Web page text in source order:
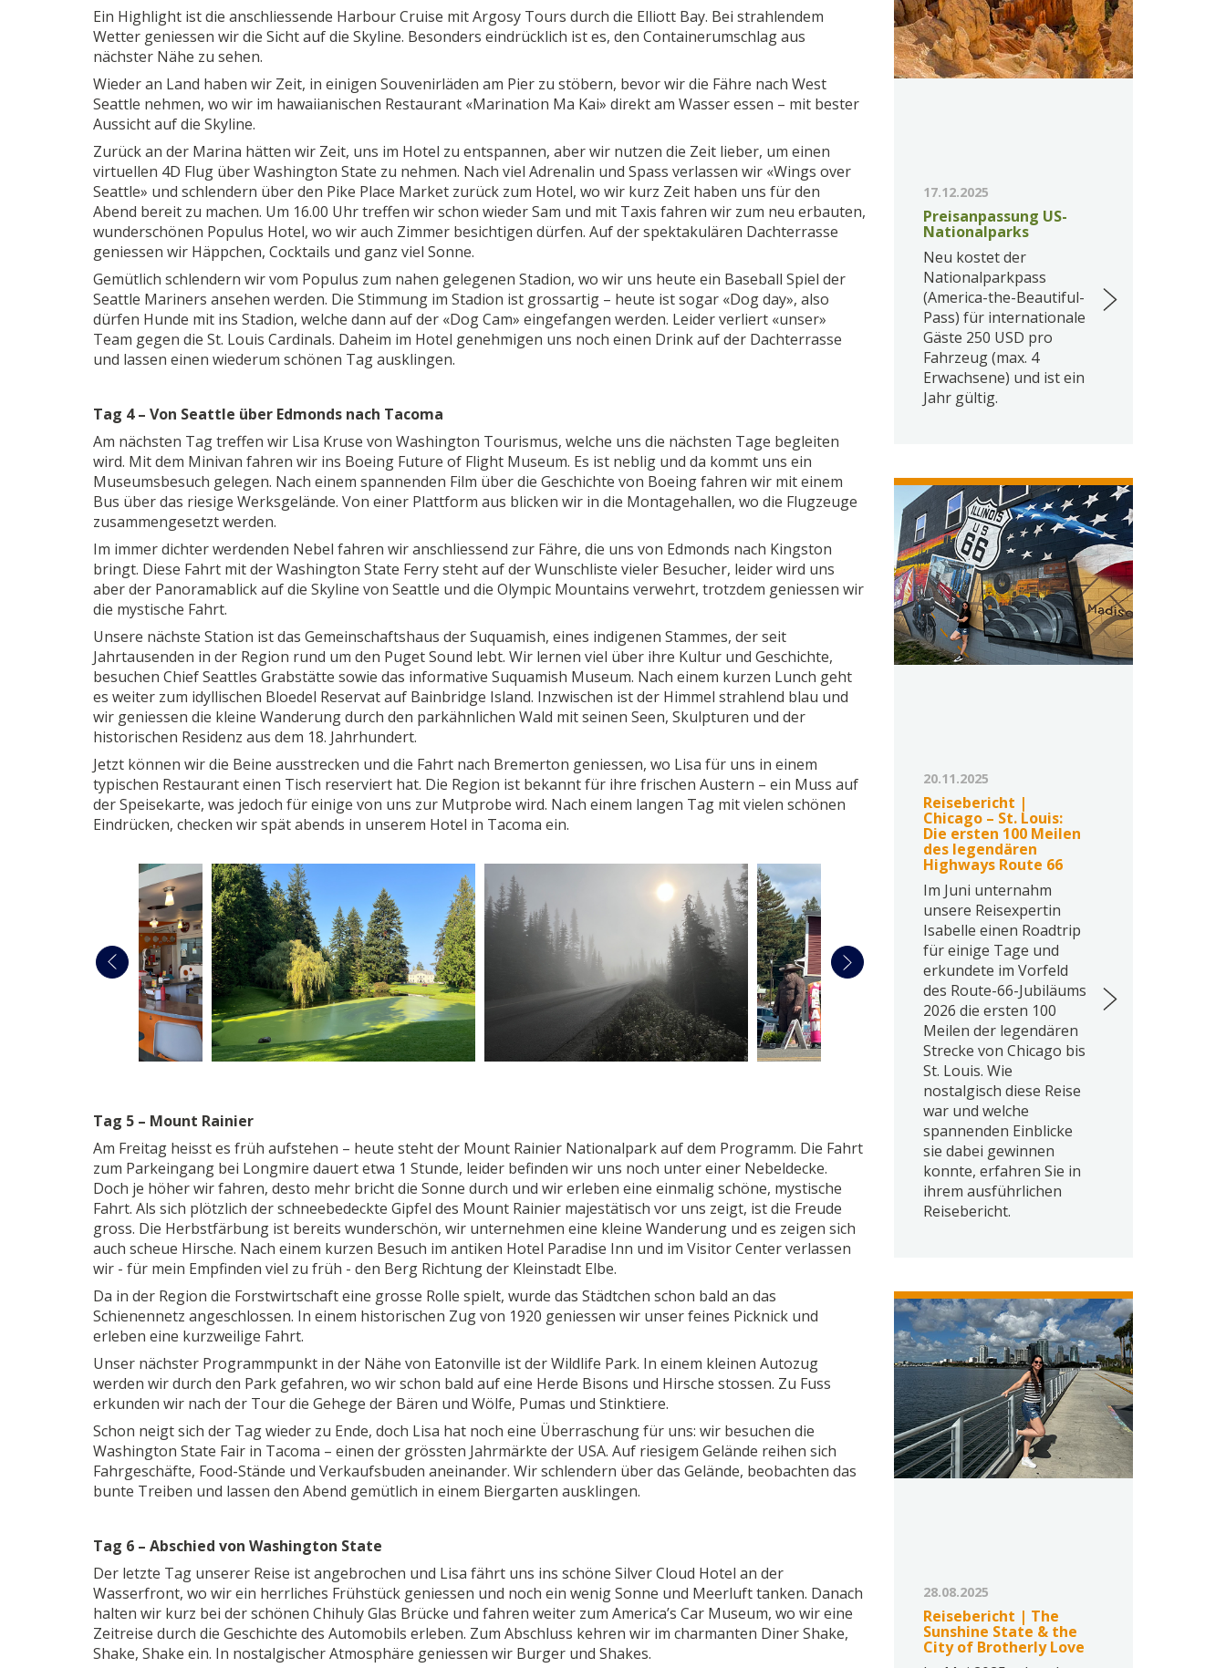
Ein Highlight ist die anschliessende Harbour Cruise mit Argosy Tours durch die Elliott Bay. Bei strahlendem
Wetter geniessen wir die Sicht auf die Skyline. Besonders eindrücklich ist es, den Containerumschlag aus
nächster Nähe zu sehen.
Wieder an Land haben wir Zeit, in einigen Souvenirläden am Pier zu stöbern, bevor wir die Fähre nach West
Seattle nehmen, wo wir im hawaiianischen Restaurant «Marination Ma Kai» direkt am Wasser essen – mit bester
Aussicht auf die Skyline.
Zurück an der Marina hätten wir Zeit, uns im Hotel zu entspannen, aber wir nutzen die Zeit lieber, um einen
virtuellen 4D Flug über Washington State zu nehmen. Nach viel Adrenalin und Spass verlassen wir «Wings over
Seattle» und schlendern über den Pike Place Market zurück zum Hotel, wo wir kurz Zeit haben uns für den
Abend bereit zu machen. Um 16.00 Uhr treffen wir schon wieder Sam und mit Taxis fahren wir zum neu erbauten,
wunderschönen Populus Hotel, wo wir auch Zimmer besichtigen dürfen. Auf der spektakulären Dachterrasse
geniessen wir Häppchen, Cocktails und ganz viel Sonne.
Gemütlich schlendern wir vom Populus zum nahen gelegenen Stadion, wo wir uns heute ein Baseball Spiel der
Seattle Mariners ansehen werden. Die Stimmung im Stadion ist grossartig – heute ist sogar «Dog day», also
dürfen Hunde mit ins Stadion, welche dann auf der «Dog Cam» eingefangen werden. Leider verliert «unser»
Team gegen die St. Louis Cardinals. Daheim im Hotel genehmigen uns noch einen Drink auf der Dachterrasse
und lassen einen wiederum schönen Tag ausklingen.
Tag 4 – Von Seattle über Edmonds nach Tacoma
Am nächsten Tag treffen wir Lisa Kruse von Washington Tourismus, welche uns die nächsten Tage begleiten
wird. Mit dem Minivan fahren wir ins Boeing Future of Flight Museum. Es ist neblig und da kommt uns ein
Museumsbesuch gelegen. Nach einem spannenden Film über die Geschichte von Boeing fahren wir mit einem
Bus über das riesige Werksgelände. Von einer Plattform aus blicken wir in die Montagehallen, wo die Flugzeuge
zusammengesetzt werden.
Im immer dichter werdenden Nebel fahren wir anschliessend zur Fähre, die uns von Edmonds nach Kingston
bringt. Diese Fahrt mit der Washington State Ferry steht auf der Wunschliste vieler Besucher, leider wird uns
aber der Panoramablick auf die Skyline von Seattle und die Olympic Mountains verwehrt, trotzdem geniessen wir
die mystische Fahrt.
Unsere nächste Station ist das Gemeinschaftshaus der Suquamish, eines indigenen Stammes, der seit
Jahrtausenden in der Region rund um den Puget Sound lebt. Wir lernen viel über ihre Kultur und Geschichte,
besuchen Chief Seattles Grabstätte sowie das informative Suquamish Museum. Nach einem kurzen Lunch geht
es weiter zum idyllischen Bloedel Reservat auf Bainbridge Island. Inzwischen ist der Himmel strahlend blau und
wir geniessen die kleine Wanderung durch den parkähnlichen Wald mit seinen Seen, Skulpturen und der
historischen Residenz aus dem 18. Jahrhundert.
Jetzt können wir die Beine ausstrecken und die Fahrt nach Bremerton geniessen, wo Lisa für uns in einem
typischen Restaurant einen Tisch reserviert hat. Die Region ist bekannt für ihre frischen Austern – ein Muss auf
der Speisekarte, was jedoch für einige von uns zur Mutprobe wird. Nach einem langen Tag mit vielen schönen
Eindrücken, checken wir spät abends in unserem Hotel in Tacoma ein.
Tag 5 – Mount Rainier
Am Freitag heisst es früh aufstehen – heute steht der Mount Rainier Nationalpark auf dem Programm. Die Fahrt
zum Parkeingang bei Longmire dauert etwa 1 Stunde, leider befinden wir uns noch unter einer Nebeldecke.
Doch je höher wir fahren, desto mehr bricht die Sonne durch und wir erleben eine einmalig schöne, mystische
Fahrt. Als sich plötzlich der schneebedeckte Gipfel des Mount Rainier majestätisch vor uns zeigt, ist die Freude
gross. Die Herbstfärbung ist bereits wunderschön, wir unternehmen eine kleine Wanderung und es zeigen sich
auch scheue Hirsche. Nach einem kurzen Besuch im antiken Hotel Paradise Inn und im Visitor Center verlassen
wir - für mein Empfinden viel zu früh - den Berg Richtung der Kleinstadt Elbe.
Da in der Region die Forstwirtschaft eine grosse Rolle spielt, wurde das Städtchen schon bald an das
Schienennetz angeschlossen. In einem historischen Zug von 1920 geniessen wir unser feines Picknick und
erleben eine kurzweilige Fahrt.
Unser nächster Programmpunkt in der Nähe von Eatonville ist der Wildlife Park. In einem kleinen Autozug
werden wir durch den Park gefahren, wo wir schon bald auf eine Herde Bisons und Hirsche stossen. Zu Fuss
erkunden wir nach der Tour die Gehege der Bären und Wölfe, Pumas und Stinktiere.
Schon neigt sich der Tag wieder zu Ende, doch Lisa hat noch eine Überraschung für uns: wir besuchen die
Washington State Fair in Tacoma – einen der grössten Jahrmärkte der USA. Auf riesigem Gelände reihen sich
Fahrgeschäfte, Food-Stände und Verkaufsbuden aneinander. Wir schlendern über das Gelände, beobachten das
bunte Treiben und lassen den Abend gemütlich in einem Biergarten ausklingen.
Tag 6 – Abschied von Washington State
Der letzte Tag unserer Reise ist angebrochen und Lisa fährt uns ins schöne Silver Cloud Hotel an der
Wasserfront, wo wir ein herrliches Frühstück geniessen und noch ein wenig Sonne und Meerluft tanken. Danach
halten wir kurz bei der schönen Chihuly Glas Brücke und fahren weiter zum America’s Car Museum, wo wir eine
Zeitreise durch die Geschichte des Automobils erleben. Zum Abschluss kehren wir im charmanten Diner Shake,
Shake, Shake ein. In nostalgischer Atmosphäre geniessen wir Burger und Shakes.
17.12.2025
Preisanpassung US-
Nationalparks
Neu kostet der
Nationalparkpass
(America-the-Beautiful-
Pass) für internationale
Gäste 250 USD pro
Fahrzeug (max. 4
Erwachsene) und ist ein
Jahr gültig.
20.11.2025
Reisebericht |
Chicago – St. Louis:
Die ersten 100 Meilen
des legendären
Highways Route 66
Im Juni unternahm
unsere Reisexpertin
Isabelle einen Roadtrip
für einige Tage und
erkundete im Vorfeld
des Route-66-Jubiläums
2026 die ersten 100
Meilen der legendären
Strecke von Chicago bis
St. Louis. Wie
nostalgisch diese Reise
war und welche
spannenden Einblicke
sie dabei gewinnen
konnte, erfahren Sie in
ihrem ausführlichen
Reisebericht.
28.08.2025
Reisebericht | The
Sunshine State & the
City of Brotherly Love